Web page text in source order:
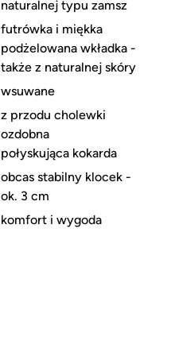
naturalnej typu zamsz
futrówka i miękka
podżelowana wkładka -
także z naturalnej skóry
wsuwane
z przodu cholewki
ozdobna
połyskująca kokarda
obcas stabilny klocek -
ok. 3 cm
komfort i wygoda